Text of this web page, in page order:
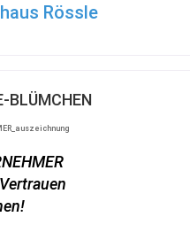
Rössle
BLÜMCHEN